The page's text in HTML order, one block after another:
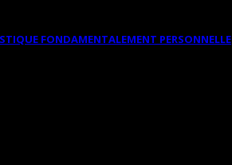
FONDAMENTALEMENT PERSONNELLE